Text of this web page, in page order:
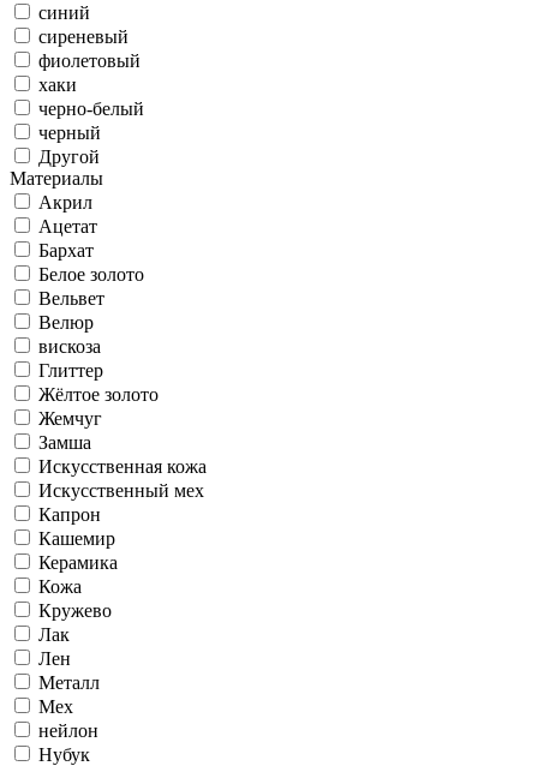
синий
сиреневый
фиолетовый
хаки
черно-белый
черный
Другой
Материалы
Акрил
Ацетат
Бархат
Белое золото
Вельвет
Велюр
вискоза
Глиттер
Жёлтое золото
Жемчуг
Замша
Искусственная кожа
Искусственный мех
Капрон
Кашемир
Керамика
Кожа
Кружево
Лак
Лен
Металл
Мех
нейлон
Нубук